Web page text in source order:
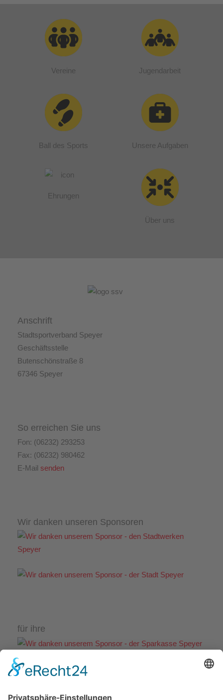
Vereine Jugendarbeit
Ball des Sports Unsere Aufgaben
Ehrungen
Über uns
Anschrift
Stadtsportverband Speyer
Geschäftsstelle
Butenschönstraße 8
67346 Speyer
So erreichen Sie uns
Fon: (06232) 293253
Fax: (06232) 980462
E-Mail senden
Wir danken unseren Sponsoren
für ihre